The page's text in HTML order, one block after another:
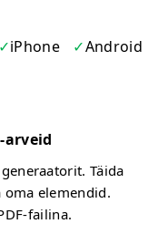
iPhone Android
arveid
Täida
elemendid.
failina.